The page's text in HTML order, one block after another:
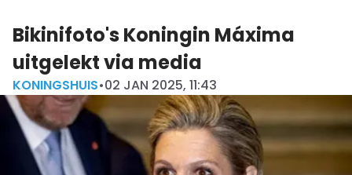
Bikinifoto's Koningin Máxima
uitgelekt via media
KONINGSHUIS•02 JAN 2025, 11:43